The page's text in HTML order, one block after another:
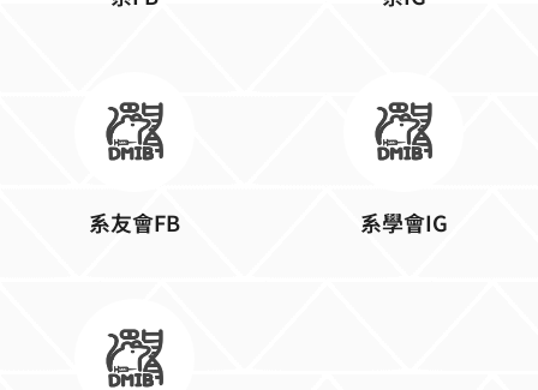
系友會FB 系學會IG